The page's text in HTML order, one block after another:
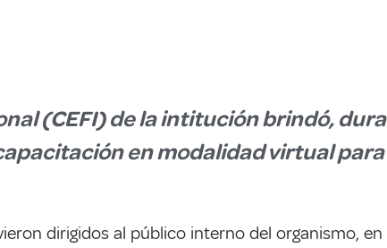
(CEFI) de la intitución brindó,
en modalidad virtual
dirigidos al público interno del organismo,